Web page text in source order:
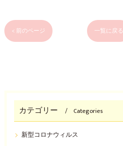
< 前のページ 一覧に戻る
カテゴリー Categories
新型コロナウィルス